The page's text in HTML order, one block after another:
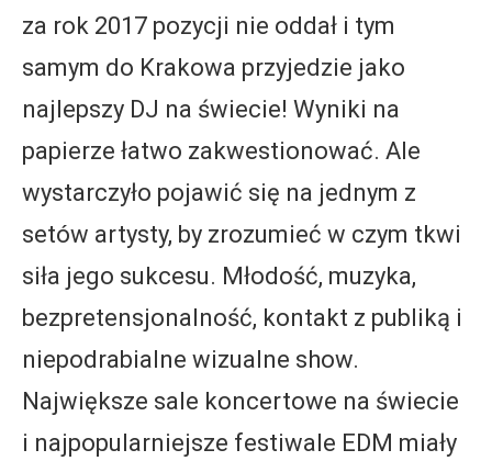
za rok 2017 pozycji nie oddał i tym
samym do Krakowa przyjedzie jako
najlepszy DJ na świecie! Wyniki na
papierze łatwo zakwestionować. Ale
wystarczyło pojawić się na jednym z
setów artysty, by zrozumieć w czym tkwi
siła jego sukcesu. Młodość, muzyka,
bezpretensjonalność, kontakt z publiką i
niepodrabialne wizualne show.
Największe sale koncertowe na świecie
i najpopularniejsze festiwale EDM miały